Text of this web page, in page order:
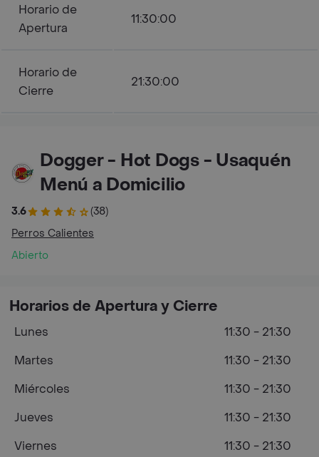
Horario de
Apertura
11:30:00
Horario de
Cierre
21:30:00
Dogger - Hot Dogs - Usaquén
Menú a Domicilio
3.6
(38)
Perros Calientes
Abierto
Horarios de Apertura y Cierre
Lunes
11:30 - 21:30
Martes
11:30 - 21:30
Miércoles
11:30 - 21:30
Jueves
11:30 - 21:30
Viernes
11:30 - 21:30